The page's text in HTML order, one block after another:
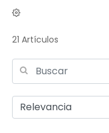
21 Artículos